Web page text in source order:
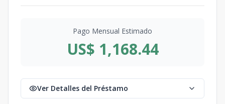
Pago Mensual Estimado
US$ 1,168.44
Ver Detalles del Préstamo